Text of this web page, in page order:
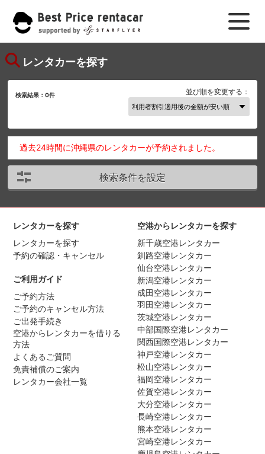
レンタカーを探す
検索結果：0件 並び順を変更する：
過去24時間に沖縄県のレンタカーが予約されました。
検索条件を設定
レンタカーを探す
レンタカーを探す
予約の確認・キャンセル
ご利用ガイド
ご予約方法
ご予約のキャンセル方法
ご出発手続き
空港からレンタカーを借りる
方法
よくあるご質問
免責補償のご案内
レンタカー会社一覧
空港からレンタカーを探す
新千歳空港レンタカー
釧路空港レンタカー
仙台空港レンタカー
新潟空港レンタカー
成田空港レンタカー
羽田空港レンタカー
茨城空港レンタカー
中部国際空港レンタカー
関西国際空港レンタカー
神戸空港レンタカー
松山空港レンタカー
福岡空港レンタカー
佐賀空港レンタカー
大分空港レンタカー
長崎空港レンタカー
熊本空港レンタカー
宮崎空港レンタカー